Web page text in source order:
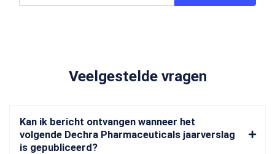
Veelgestelde vragen
Kan ik bericht ontvangen wanneer het
volgende Dechra Pharmaceuticals jaarverslag
is gepubliceerd?